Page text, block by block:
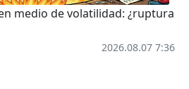
medio de volatilidad: ¿ruptura
2026.08.07 7:36